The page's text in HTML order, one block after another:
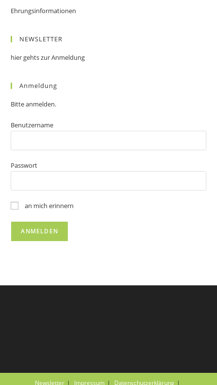
Ehrungsinformationen
NEWSLETTER
hier gehts zur Anmeldung
Anmeldung
Bitte anmelden.
Benutzername
Passwort
an mich erinnern
Newsletter Impressum Datenschutzerklärung